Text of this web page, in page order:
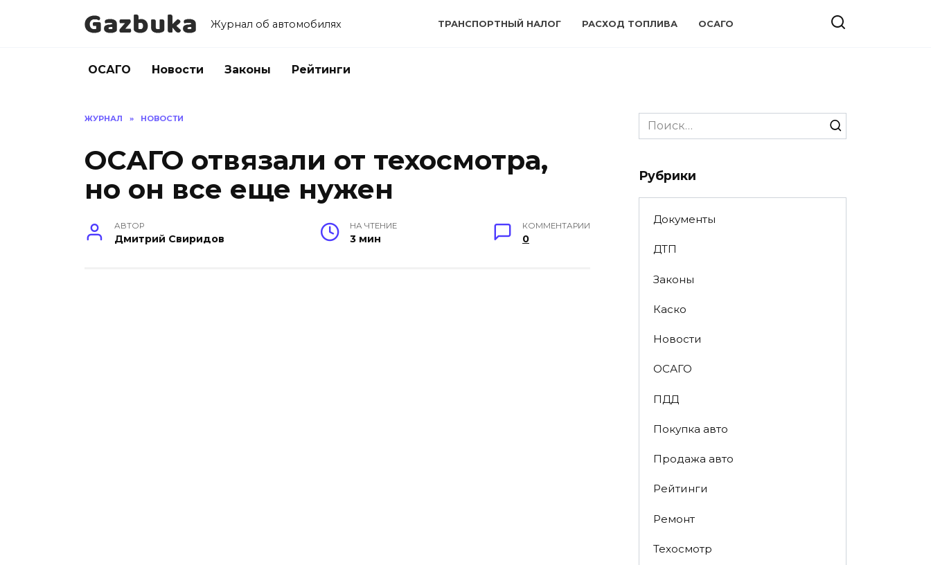
Журнал об автомобилях ТРАНСПОРТНЫЙ НАЛОГ РАСХОД ТОПЛИВА ОСАГО
ОСАГО Новости Законы Рейтинги
ЖУРНАЛ » НОВОСТИ
ОСАГО отвязали от техосмотра,
но он все еще нужен
АВТОР
Дмитрий Свиридов
НА ЧТЕНИЕ
3 мин
КОММЕНТАРИИ
0
Search
for:
Рубрики
Документы
ДТП
Законы
Каско
Новости
ОСАГО
ПДД
Покупка авто
Продажа авто
Рейтинги
Ремонт
Техосмотр